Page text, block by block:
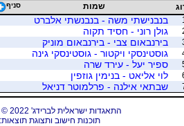
שמות סניף
1
בנבנישתי משה - בנבנשתי אלברט
גולן רוני - חסיד תקוה
בירנבאום צבי - בירנבאום מוניק
גוסטינסקי ויקטור - גוסטינסקי גינה
ספיר יעל - עירד שרה
לוי אליאט - בנימין גוזפין
שבתאי אילנה - פרלמוטר דניאל
התאגדות ישראלית לברידג' 2022 © כל הזכויות שמורות
תוכנות חישוב ותצוגת